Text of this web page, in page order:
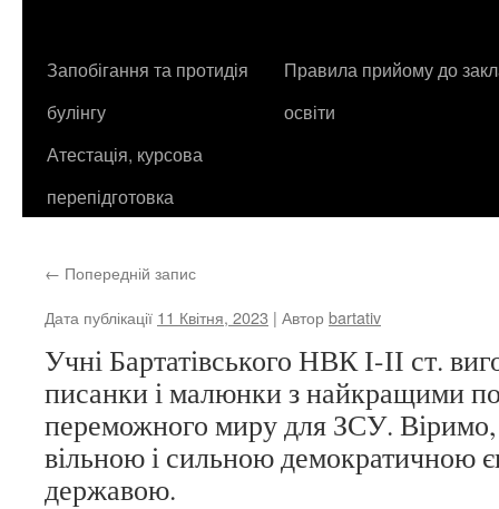
Запобігання та протидія
булінгу
Правила прийому до
освіти
Атестація, курсова
перепідготовка
← Попередній запис
Дата публікації 11 Квітня, 2023 | Авторbartativ
Учні Бартатівського НВК І-ІІ ст.
писанки і малюнки з найкращими
переможного миру для ЗСУ.
вільною і сильною демократичною
державою.